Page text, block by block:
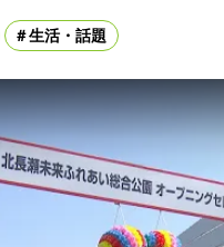
生活・話題